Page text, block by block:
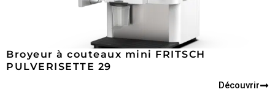
Broyeur à couteaux mini FRITSCH
PULVERISETTE 29
Découvrir